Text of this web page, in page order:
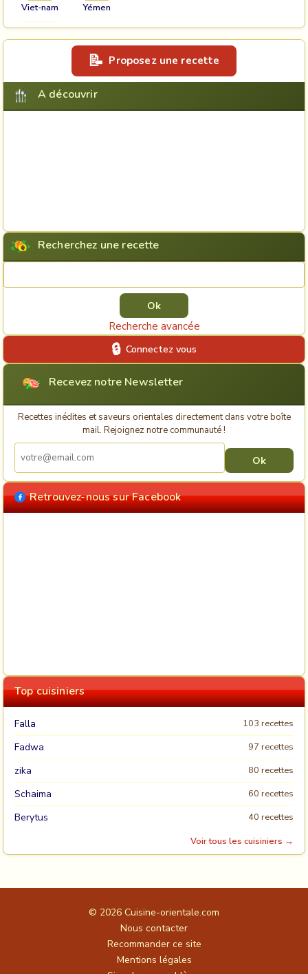
Viet-nam Yémen
Proposez une recette
A découvrir
Recherchez une recette
Recherche avancée
Connectez vous
Recevez notre Newsletter
Recettes inédites et saveurs orientales directement dans votre boîte
mail. Rejoignez notre communauté !
Retrouvez-nous sur Facebook
Top cuisiniers
Falla 103 recettes
Fadwa 97 recettes
zika 80 recettes
Schaima 60 recettes
Berytus
40 recettes
Voir tous les cuisiniers →
© 2026 Cuisine-orientale.com
Nous contacter
Recommander ce site
Mentions légales